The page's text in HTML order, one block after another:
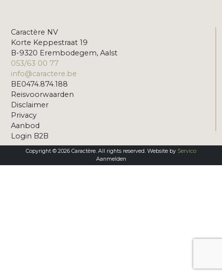
Caractère NV
Korte Keppestraat 19
B-9320 Erembodegem, Aalst
053/63 00 77
info@caractere.be
BE0474.874.188
Reisvoorwaarden
Disclaimer
Privacy
Aanbod
Login B2B
Copyright © 2026 Caractère. All rights reserved. Website by Servico
Aanmelden